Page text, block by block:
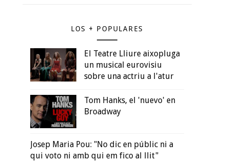
LOS + POPULARES
El Teatre Lliure aixopluga
un musical eurovisiu
sobre una actriu a l'atur
Tom Hanks, el 'nuevo' en
Broadway
Josep Maria Pou: "No dic en públic ni a
qui voto ni amb qui em fico al llit"